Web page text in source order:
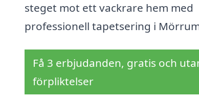
steget mot ett vackrare hem med
professionell tapetsering i
Få 3 erbjudanden, gratis och
förpliktelser